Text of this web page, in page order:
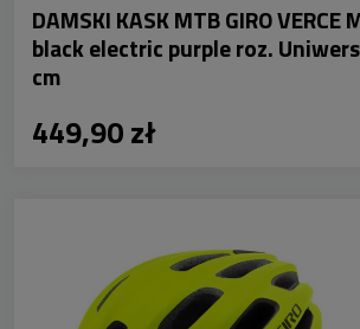
DAMSKI KASK MTB GIRO VERCE
black electric purple roz.
cm
449,90 zł